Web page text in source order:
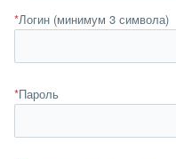
*Логин (минимум 3 символа)
*Пароль